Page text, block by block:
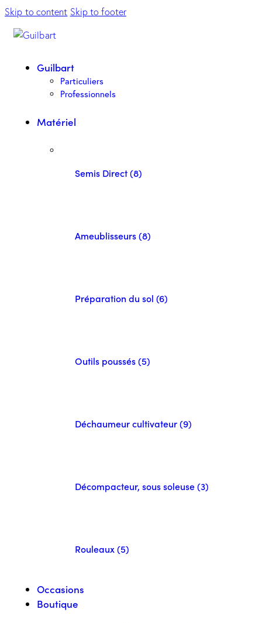
Skip to content Skip to footer
Guilbart
Particuliers
Professionnels
Matériel
Semis Direct (8)
Ameublisseurs (8)
Préparation du sol (6)
Outils poussés (5)
Déchaumeur cultivateur (9)
Décompacteur, sous soleuse (3)
Rouleaux (5)
Occasions
Boutique